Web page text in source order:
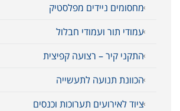
מחסומים ניידים מפלסטיק
עמודי תור ועמודי חבלול
התקני קיר – רצועה קפיצית
הכוונת תנועה לתעשייה
ציוד לאירועים תערוכות וכנסים